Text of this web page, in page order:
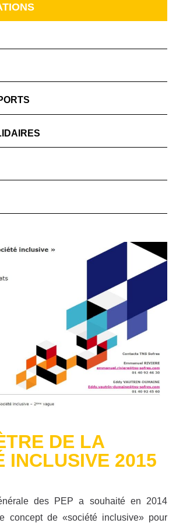
DE LA
INCLUSIVE 2015
des PEP a souhaité en 2014
concept de «société inclusive» pour